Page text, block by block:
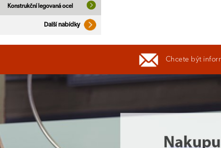
Konstrukční legovaná ocel
Další nabídky
Chcete být